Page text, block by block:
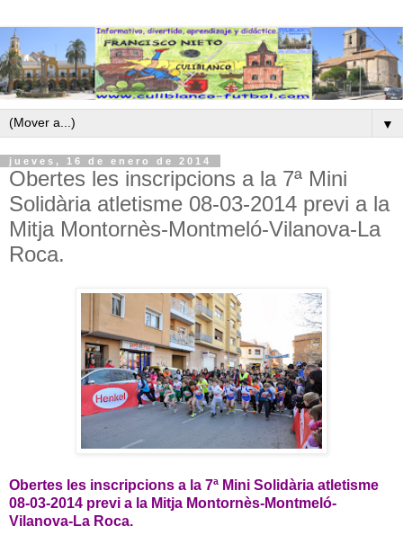
▼
jueves, 16 de enero de 2014
Obertes les inscripcions a la 7ª Mini
Solidària atletisme 08-03-2014 previ a la
Mitja Montornès-Montmeló-Vilanova-La
Roca.
Obertes les inscripcions a la 7ª Mini Solidària atletisme
08-03-2014 previ a la Mitja Montornès-Montmeló-
Vilanova-La Roca.